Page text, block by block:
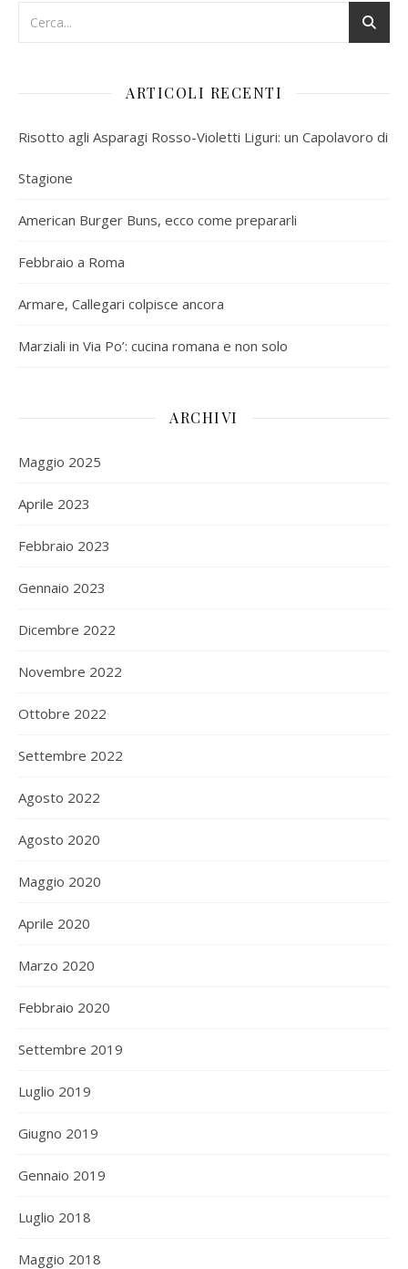
ARTICOLI RECENTI
Risotto agli Asparagi Rosso-Violetti Liguri: un Capolavoro di
Stagione
American Burger Buns, ecco come prepararli
Febbraio a Roma
Armare, Callegari colpisce ancora
Marziali in Via Po’: cucina romana e non solo
ARCHIVI
Maggio 2025
Aprile 2023
Febbraio 2023
Gennaio 2023
Dicembre 2022
Novembre 2022
Ottobre 2022
Settembre 2022
Agosto 2022
Agosto 2020
Maggio 2020
Aprile 2020
Marzo 2020
Febbraio 2020
Settembre 2019
Luglio 2019
Giugno 2019
Gennaio 2019
Luglio 2018
Maggio 2018